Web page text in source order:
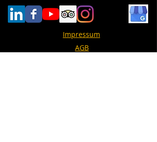
Impressum
AGB